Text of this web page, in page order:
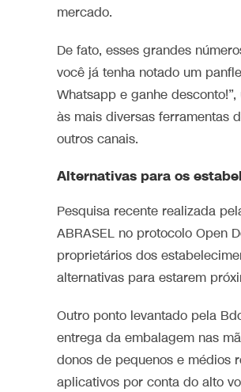
mercado.
De fato, esses grandes
você já tenha notado um
Whatsapp e ganhe
às mais diversas ferramentas
outros canais.
Alternativas para os
Pesquisa recente realizada
ABRASEL no protocolo Open
proprietários dos
alternativas para estarem
Outro ponto levantado pela
entrega da embalagem nas
donos de pequenos e médios
aplicativos por conta do alto